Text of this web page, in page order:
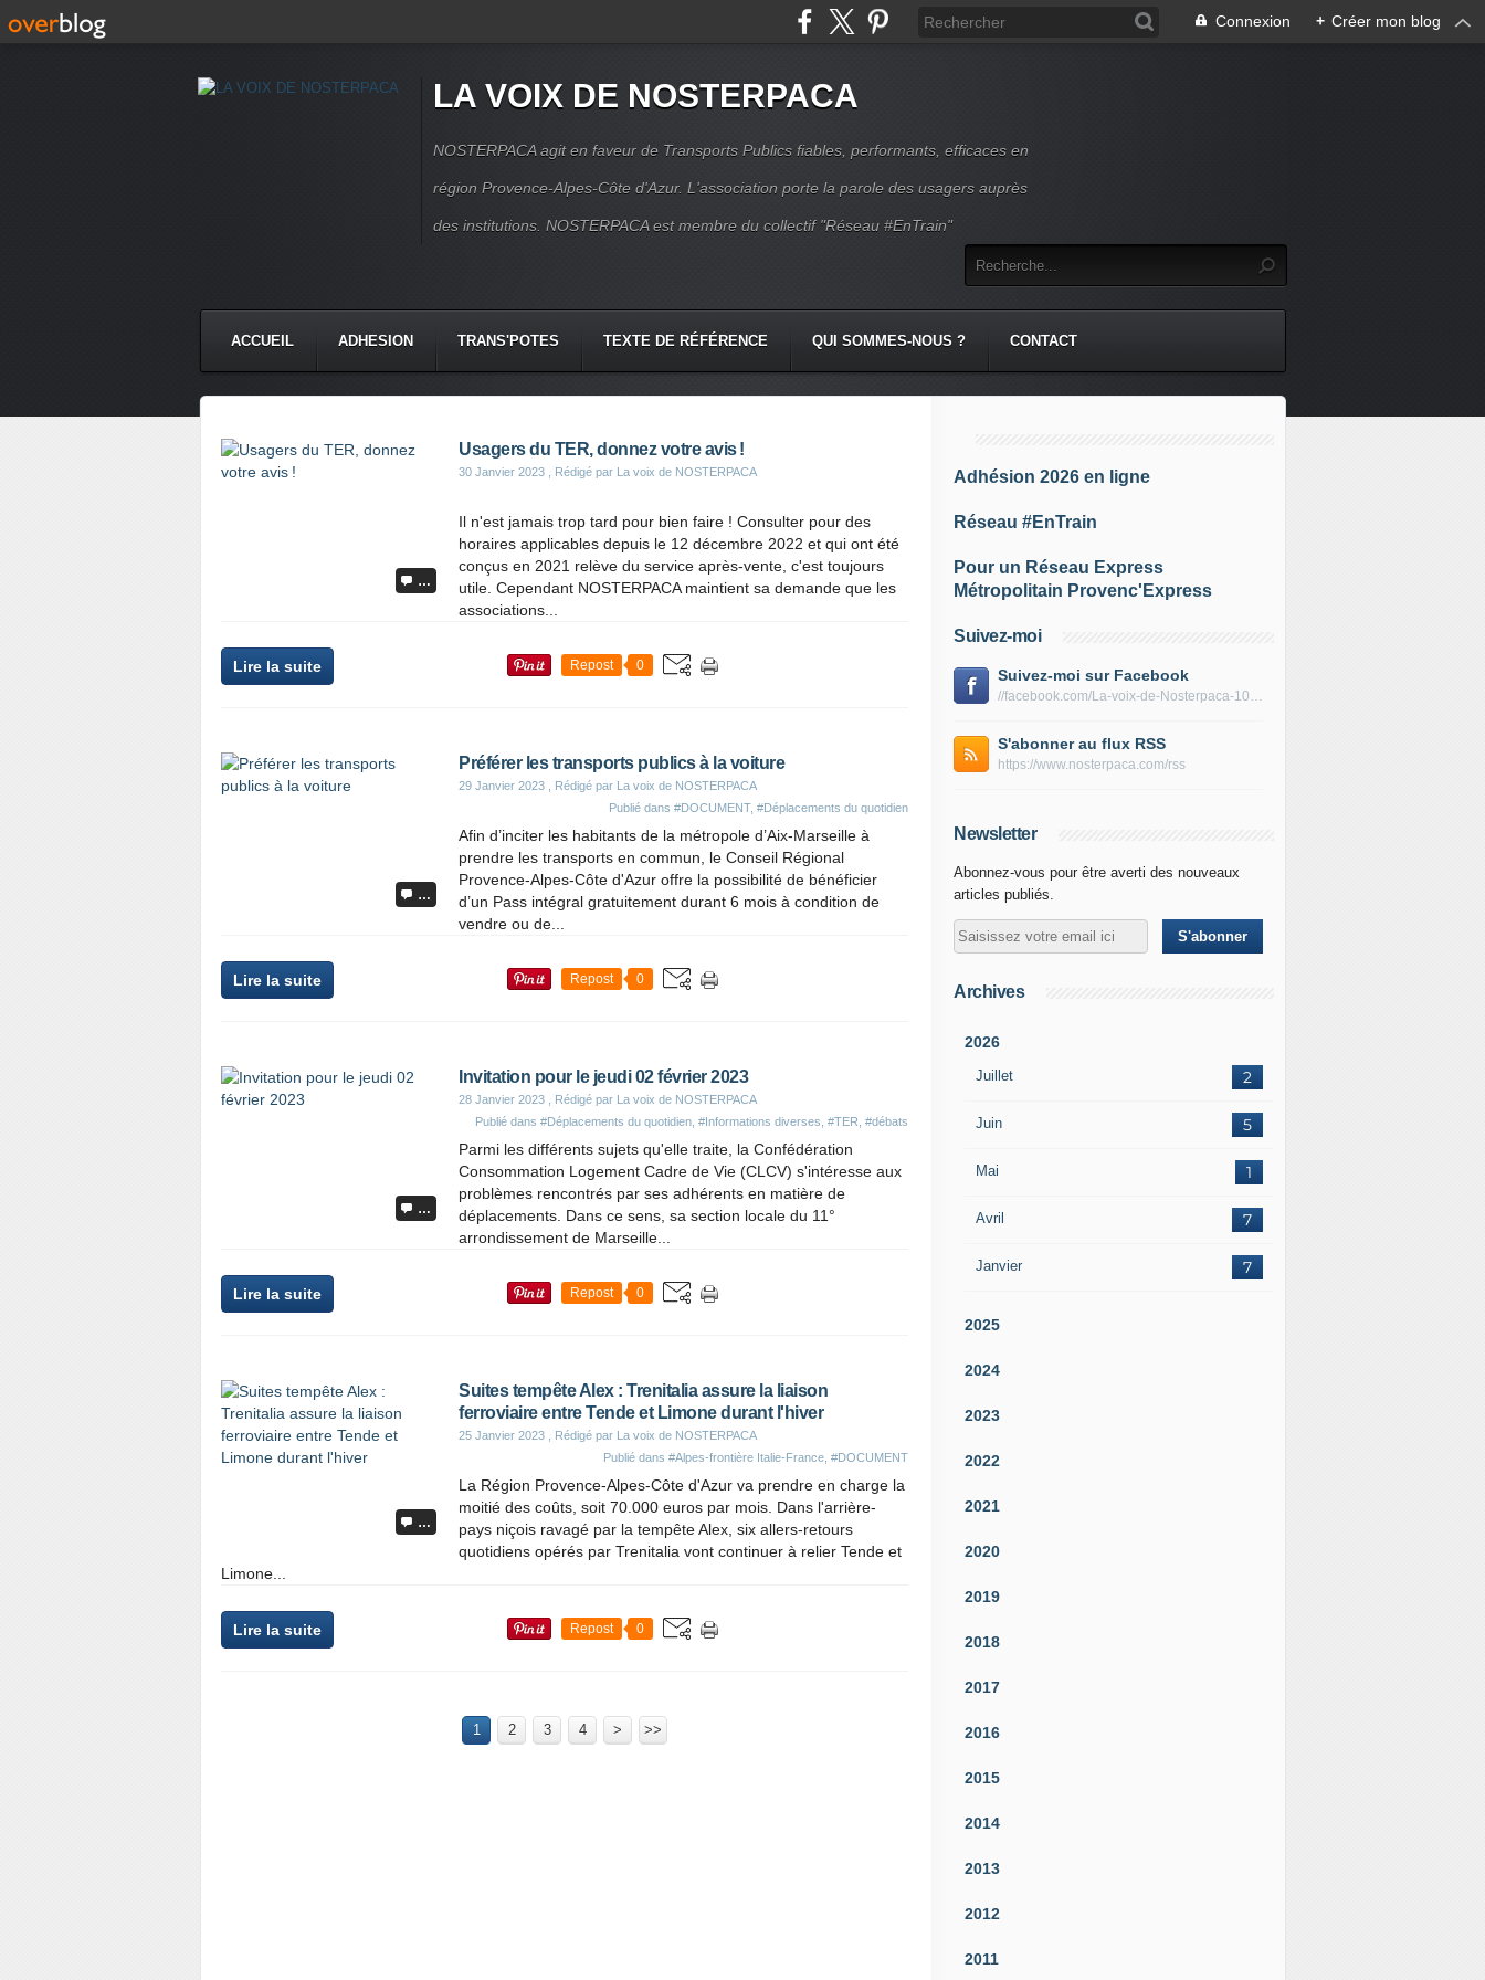
Connexion + Créer mon blog
LA VOIX DE NOSTERPACA
NOSTERPACA agit en faveur de Transports Publics fiables, performants, efficaces en
région Provence-Alpes-Côte d'Azur. L'association porte la parole des usagers auprès
des institutions. NOSTERPACA est membre du collectif "Réseau #EnTrain"
ACCUEIL ADHESION TRANS'POTES TEXTE DE RÉFÉRENCE QUI SOMMES-NOUS ? CONTACT
…
Usagers du TER, donnez votre avis !
30 Janvier 2023 , Rédigé par La voix de NOSTERPACA
Il n'est jamais trop tard pour bien faire ! Consulter pour des
horaires applicables depuis le 12 décembre 2022 et qui ont été
conçus en 2021 relève du service après-vente, c'est toujours
utile. Cependant NOSTERPACA maintient sa demande que les
associations...
Lire la suite Repost 0
…
Préférer les transports publics à la voiture
29 Janvier 2023 , Rédigé par La voix de NOSTERPACA
Publié dans #DOCUMENT, #Déplacements du quotidien
Afin d’inciter les habitants de la métropole d’Aix-Marseille à
prendre les transports en commun, le Conseil Régional
Provence-Alpes-Côte d'Azur offre la possibilité de bénéficier
d’un Pass intégral gratuitement durant 6 mois à condition de
vendre ou de...
Lire la suite Repost 0
…
Invitation pour le jeudi 02 février 2023
28 Janvier 2023 , Rédigé par La voix de NOSTERPACA
Publié dans #Déplacements du quotidien #Informations diverses #TER #débats
Parmi les différents sujets qu'elle traite, la Confédération
Consommation Logement Cadre de Vie (CLCV) s'intéresse aux
problèmes rencontrés par ses adhérents en matière de
déplacements. Dans ce sens, sa section locale du 11°
arrondissement de Marseille...
Lire la suite Repost 0
…
Suites tempête Alex : Trenitalia assure la liaison
ferroviaire entre Tende et Limone durant l'hiver
25 Janvier 2023 , Rédigé par La voix de NOSTERPACA
Publié dans #Alpes-frontière Italie-France #DOCUMENT
La Région Provence-Alpes-Côte d'Azur va prendre en charge la
moitié des coûts, soit 70.000 euros par mois. Dans l'arrière-
pays niçois ravagé par la tempête Alex, six allers-retours
quotidiens opérés par Trenitalia vont continuer à relier Tende et
Limone...
Lire la suite Repost 0
1 2 3 4 > >>
Adhésion 2026 en ligne
Réseau #EnTrain
Pour un Réseau Express
Métropolitain Provenc'Express
Suivez-moi
Suivez-moi sur Facebook
//facebook.com/La-voix-de-Nosterpaca-106434384284735
S'abonner au flux RSS
https://www.nosterpaca.com/rss
Newsletter
Abonnez-vous pour être averti des nouveaux
articles publiés.
Archives
2026
Juillet 2
Juin 5
Mai 1
Avril 7
Janvier 7
2025
2024
2023
2022
2021
2020
2019
2018
2017
2016
2015
2014
2013
2012
2011